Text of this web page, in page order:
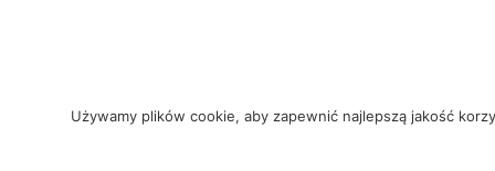
Używamy plików cookie, aby zapewnić najlepszą jakość